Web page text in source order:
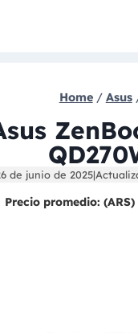
Home / Asus
de junio de 2025|
Precio promedio: (ARS)